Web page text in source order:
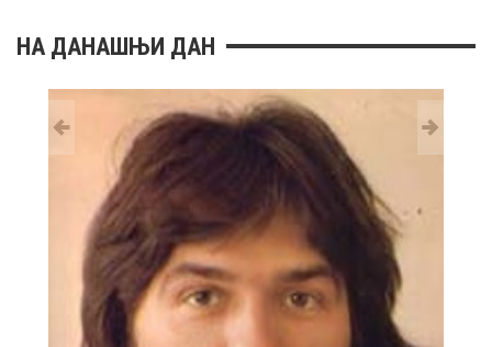
НА ДАНАШЊИ ДАН